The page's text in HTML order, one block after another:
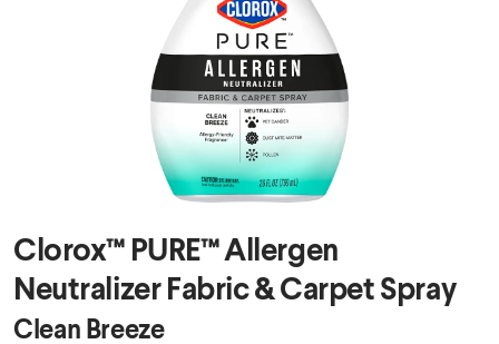
Clorox™ PURE™ Allergen
Neutralizer Fabric & Carpet Spray
Clean Breeze